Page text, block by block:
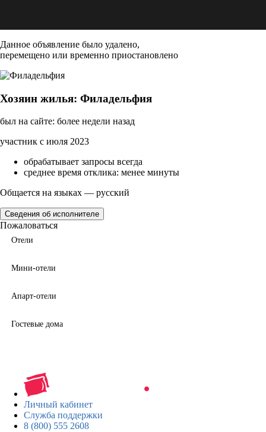
Данное объявление было удалено,
перемещено или временно приостановлено
Хозяин жилья: Филадельфия
был на сайте: более недели назад
участник с июля 2023
обрабатывает запросы всегда
среднее время отклика: менее минуты
Общается на языках — русский
Сведения об исполнителе
Пожаловаться
Отели
Мини-отели
Апарт-отели
Гостевые дома
Личный кабинет
Служба поддержки
8 (800) 555 2608